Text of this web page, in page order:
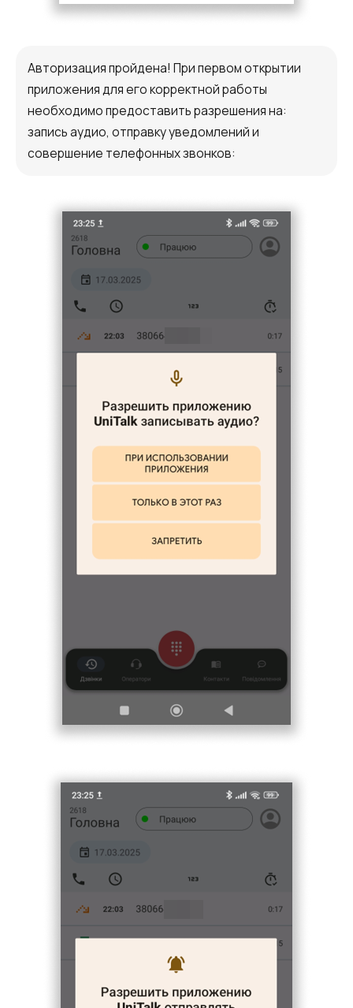
Авторизация пройдена! При первом открытии
приложения для его корректной работы
необходимо предоставить разрешения на:
запись аудио, отправку уведомлений и
совершение телефонных звонков: